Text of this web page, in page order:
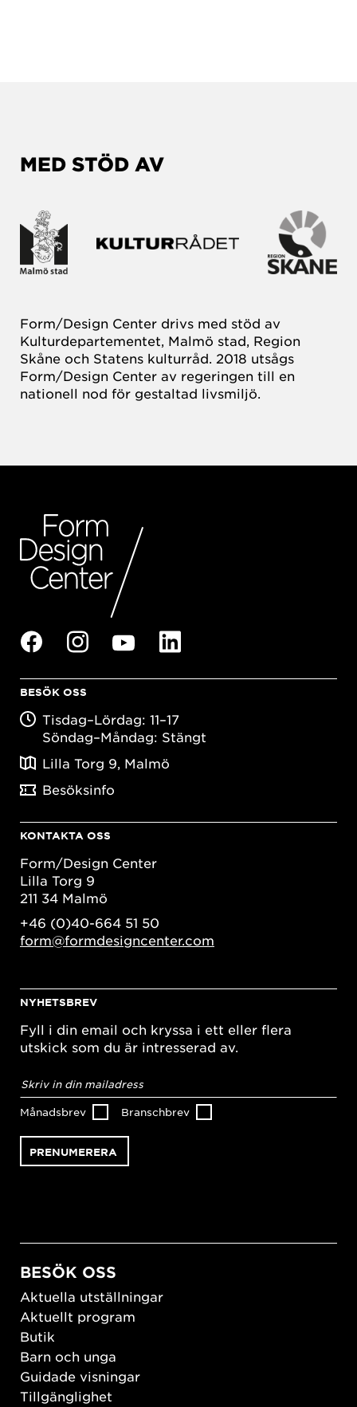
MED STÖD AV
Form/Design Center drivs med stöd av
Kulturdepartementet, Malmö stad, Region
Skåne och Statens kulturråd. 2018 utsågs
Form/Design Center av regeringen till en
nationell nod för gestaltad livsmiljö.
BESÖK OSS
Tisdag–Lördag: 11–17
Söndag–Måndag: Stängt
Lilla Torg 9, Malmö
Besöksinfo
KONTAKTA OSS
Form/Design Center
Lilla Torg 9
211 34 Malmö
+46 (0)40-664 51 50
form@formdesigncenter.com
NYHETSBREV
Fyll i din email och kryssa i ett eller flera
utskick som du är intresserad av.
postadress*
Månadsbrev Branschbrev
BESÖK OSS
Aktuella utställningar
Aktuellt program
Butik
Barn och unga
Guidade visningar
Tillgänglighet